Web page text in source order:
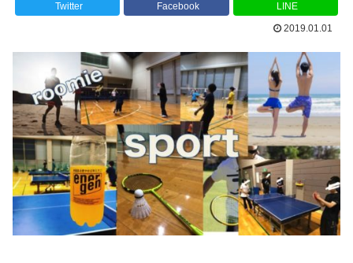
Twitter Facebook
LINE
2019.01.01